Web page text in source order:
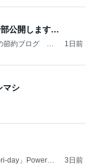
部公開します…
節約ブログ 〜
1日前
マシ
day」Powered
3日前